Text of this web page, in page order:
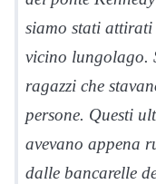
siamo stati
vicino lungolago.
ragazzi che
persone. Questi
avevano appena
dalle bancarelle